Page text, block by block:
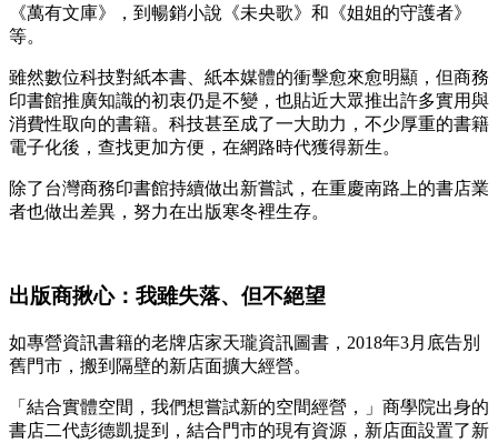
《萬有文庫》，到暢銷小說《未央歌》和《姐姐的守護者》
等。
雖然數位科技對紙本書、紙本媒體的衝擊愈來愈明顯，但商務
印書館推廣知識的初衷仍是不變，也貼近大眾推出許多實用與
消費性取向的書籍。科技甚至成了一大助力，不少厚重的書籍
電子化後，查找更加方便，在網路時代獲得新生。
除了台灣商務印書館持續做出新嘗試，在重慶南路上的書店業
者也做出差異，努力在出版寒冬裡生存。
出版商揪心：我雖失落、但不絕望
如專營資訊書籍的老牌店家天瓏資訊圖書，2018年3月底告別
舊門市，搬到隔壁的新店面擴大經營。
「結合實體空間，我們想嘗試新的空間經營，」商學院出身的
書店二代彭德凱提到，結合門市的現有資源，新店面設置了新